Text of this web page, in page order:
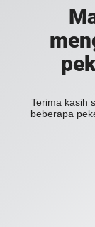
Terima kasih
beberapa